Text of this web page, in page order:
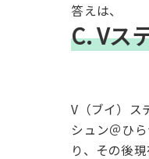
答えは、
C. Vス
V（ブイ）ス
シュン＠ひ
り、その後